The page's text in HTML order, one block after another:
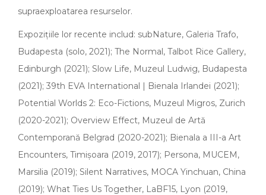
supraexploatarea resurselor.
Expozițiile lor recente includ: subNature, Galeria Trafo,
Budapesta (solo, 2021); The Normal, Talbot Rice Gallery,
Edinburgh (2021); Slow Life, Muzeul Ludwig, Budapesta
(2021); 39th EVA International | Bienala Irlandei (2021);
Potential Worlds 2: Eco-Fictions, Muzeul Migros, Zurich
(2020-2021); Overview Effect, Muzeul de Artă
Contemporană Belgrad (2020-2021); Bienala a III-a Art
Encounters, Timișoara (2019, 2017); Persona, MUCEM,
Marsilia (2019); Silent Narratives, MOCA Yinchuan, China
(2019); What Ties Us Together, LaBF15, Lyon (2019,